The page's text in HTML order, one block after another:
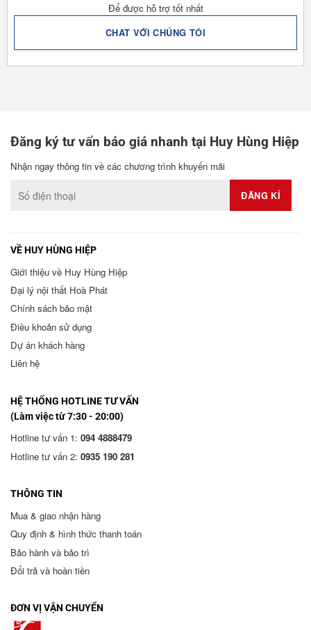
Để được hỗ trợ tốt nhất
CHAT VỚI CHÚNG TÔI
Đăng ký tư vấn báo giá nhanh tại Huy Hùng Hiệp
Nhận ngay thông tin về các chương trình khuyến mãi
VỀ HUY HÙNG HIỆP
Giới thiệu về Huy Hùng Hiệp
Đại lý nội thất Hoà Phát
Chính sách bảo mật
Điều khoản sử dụng
Dự án khách hàng
Liên hệ
HỆ THỐNG HOTLINE TƯ VẤN
(Làm việc từ 7:30 - 20:00)
Hotline tư vấn 1: 094 4888479
Hotline tư vấn 2: 0935 190 281
THÔNG TIN
Mua & giao nhận hàng
Quy định & hình thức thanh toán
Bảo hành và bảo trì
Đổi trả và hoàn tiền
ĐƠN VỊ VẬN CHUYỂN